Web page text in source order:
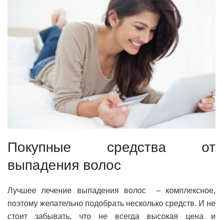
Покупные средства от
выпадения волос
Лучшее лечение выпадения волос – комплексное,
поэтому желательно подобрать несколько средств. И не
стоит забывать, что не всегда высокая цена и